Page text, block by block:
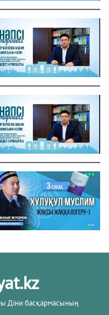
Діни басқармасының